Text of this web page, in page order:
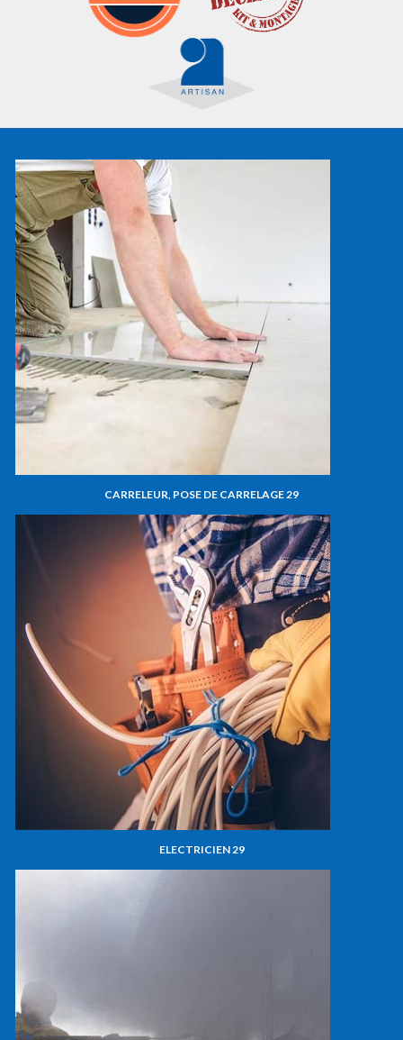
CARRELEUR, POSE DE CARRELAGE 29
ELECTRICIEN 29